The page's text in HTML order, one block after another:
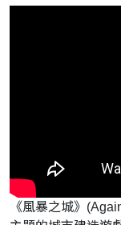
《風暴之城》